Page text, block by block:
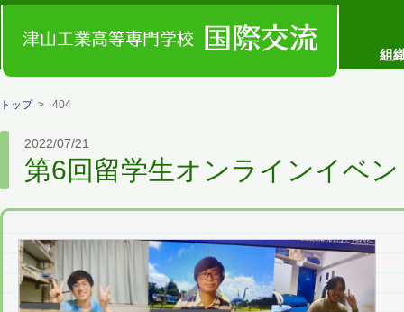
コンセプト 組
トップ> 404
2022/07/21
第6回留学生オンラインイベ